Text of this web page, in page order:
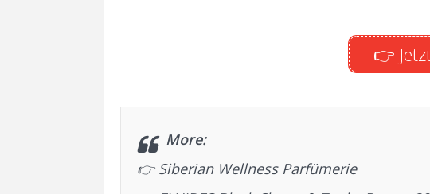
👉
More:
👉 Siberian Wellness Parfümerie